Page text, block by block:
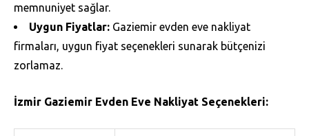
memnuniyet sağlar.
Uygun Fiyatlar: Gaziemir evden eve nakliyat
firmaları, uygun fiyat seçenekleri sunarak bütçenizi
zorlamaz.
İzmir Gaziemir Evden Eve Nakliyat Seçenekleri: